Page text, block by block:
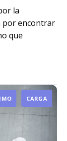
la
por encontrar
que
CARGA